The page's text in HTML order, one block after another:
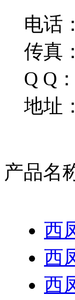
电话
传真
Q Q
地址
产品名
西
西
西